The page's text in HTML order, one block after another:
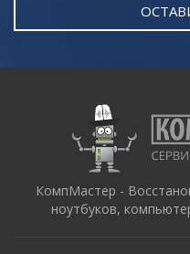
КомпМастер -
ноутбуков,